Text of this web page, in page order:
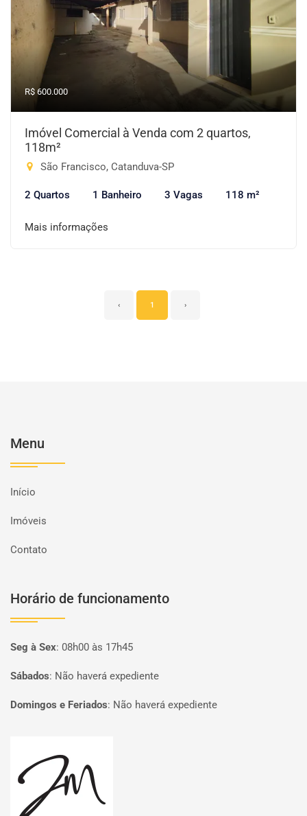
R$ 600.000
Imóvel Comercial à Venda com 2 quartos,
118m²
São Francisco, Catanduva-SP
2 Quartos 1 Banheiro 3 Vagas 118 m²
Mais informações
‹ 1 ›
Menu
Início
Imóveis
Contato
Horário de funcionamento
Seg à Sex: 08h00 às 17h45
Sábados: Não haverá expediente
Domingos e Feriados: Não haverá expediente